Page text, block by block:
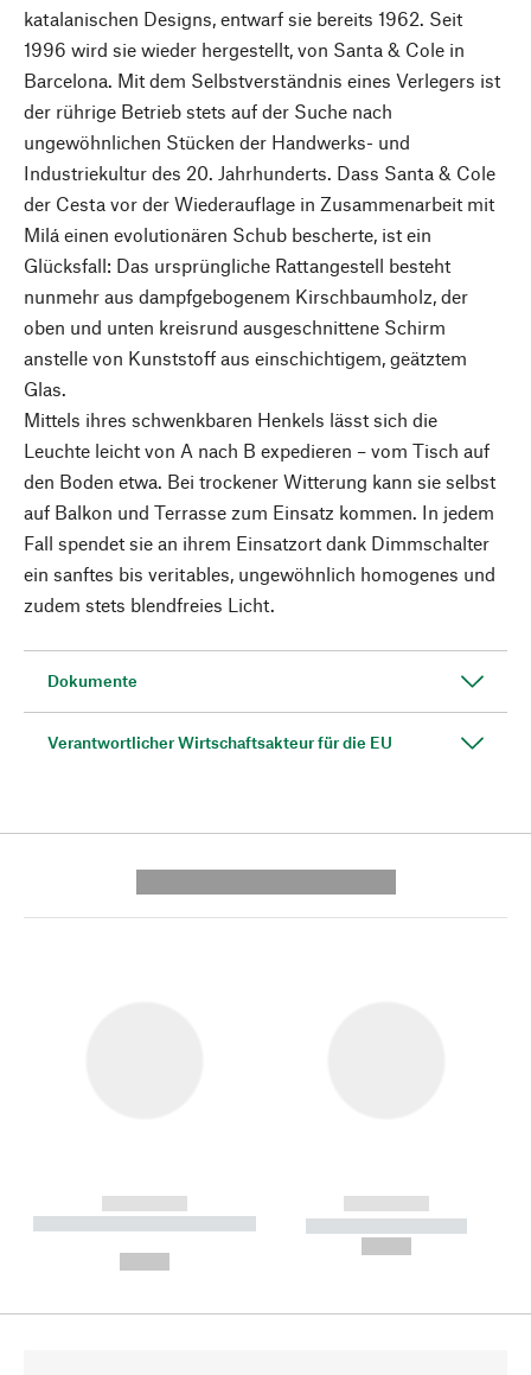
katalanischen Designs, entwarf sie bereits 1962. Seit
1996 wird sie wieder hergestellt, von Santa & Cole in
Barcelona. Mit dem Selbstverständnis eines Verlegers ist
der rührige Betrieb stets auf der Suche nach
ungewöhnlichen Stücken der Handwerks- und
Industriekultur des 20. Jahrhunderts. Dass Santa & Cole
der Cesta vor der Wiederauflage in Zusammenarbeit mit
Milá einen evolutionären Schub bescherte, ist ein
Glücksfall: Das ursprüngliche Rattangestell besteht
nunmehr aus dampfgebogenem Kirschbaumholz, der
oben und unten kreisrund ausgeschnittene Schirm
anstelle von Kunststoff aus einschichtigem, geätztem
Glas.
Mittels ihres schwenkbaren Henkels lässt sich die
Leuchte leicht von A nach B expedieren – vom Tisch auf
den Boden etwa. Bei trockener Witterung kann sie selbst
auf Balkon und Terrasse zum Einsatz kommen. In jedem
Fall spendet sie an ihrem Einsatzort dank Dimmschalter
ein sanftes bis veritables, ungewöhnlich homogenes und
zudem stets blendfreies Licht.
Dokumente
Verantwortlicher Wirtschaftsakteur für die EU
------------
----------- ----------- --------
------------
----------- -----------